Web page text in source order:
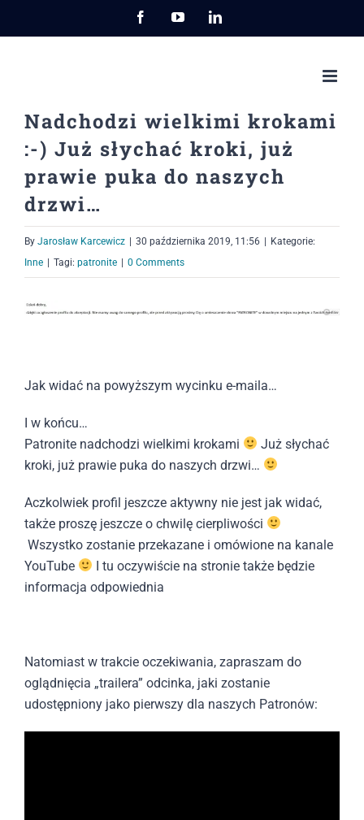
FacebookYouTubeLinkedIn
Nadchodzi wielkimi krokami
:-) Już słychać kroki, już
prawie puka do naszych
drzwi…
By Jarosław Karcewicz | 30 października 2019, 11:56 | Kategorie:
Inne | Tagi: patronite | 0 Comments
Jak widać na powyższym wycinku e-maila…
I w końcu…
Patronite nadchodzi wielkimi krokami
Już słychać
kroki, już prawie puka do naszych drzwi…
Aczkolwiek profil jeszcze aktywny nie jest jak widać,
także proszę jeszcze o chwilę cierpliwości
Wszystko zostanie przekazane i omówione na kanale
YouTube
I tu oczywiście na stronie także będzie
informacja odpowiednia
Natomiast w trakcie oczekiwania, zapraszam do
oglądnięcia „trailera” odcinka, jaki zostanie
udostępniony jako pierwszy dla naszych Patronów: